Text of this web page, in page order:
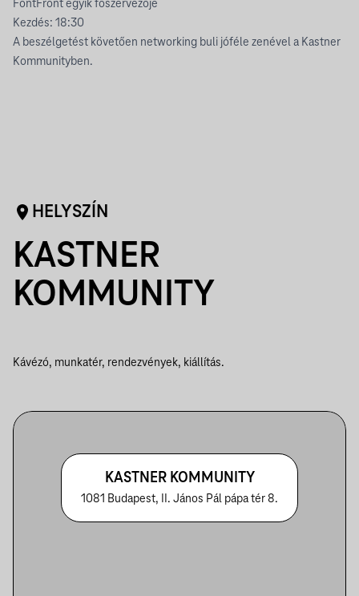
FontFront egyik főszervezője
Kezdés: 18:30
A beszélgetést követően networking buli jóféle zenével a Kastner
Kommunityben.
HELYSZÍN
KASTNER
KOMMUNITY
Kávézó, munkatér, rendezvények, kiállítás.
KASTNER KOMMUNITY
1081 Budapest, II. János Pál pápa tér 8.